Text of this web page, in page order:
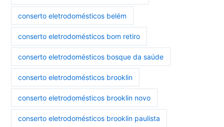
conserto eletrodomésticos belém
conserto eletrodomésticos bom retiro
conserto eletrodomésticos bosque da saúde
conserto eletrodomésticos brooklin
conserto eletrodomésticos brooklin novo
conserto eletrodomésticos brooklin paulista